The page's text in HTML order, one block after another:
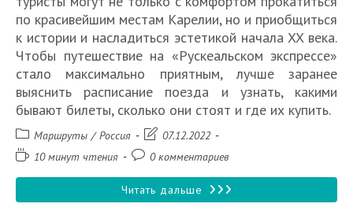
по красивейшим местам Карелии, но и приобщиться
к истории и насладиться эстетикой начала XX века.
Чтобы путешествие на «Рускеальском экспрессе»
стало максимально приятным, лучше заранее
выяснить расписание поезда и узнать, какими
бывают билеты, сколько они стоят и где их купить.
Рубрика
записи:
Маршруты / Россия
Запись
изменена:
07.12.2022
Время10 минут чтения
Комментарии
записи:
0 комментариев
Читать дальше Поезд